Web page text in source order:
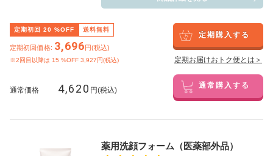
定期初回 20 %OFF 送料無料
定期初回価格: 3,696円(税込)
※2回目以降は 15 %OFF 3,927円(税込)
定期購入する
定期お届けおトク便とは＞
通常価格 4,620 円(税込) 通常購入する
薬用洗顔フォーム（医薬部外品）